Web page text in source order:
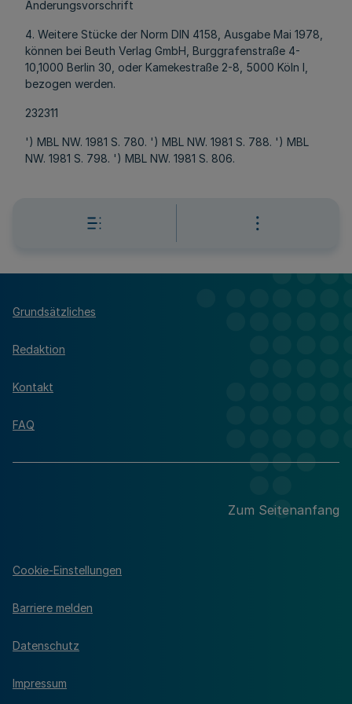
Änderungsvorschrift
4. Weitere Stücke der Norm DIN 4158, Ausgabe Mai 1978,
können bei Beuth Verlag GmbH, Burggrafenstraße 4-
10,1000 Berlin 30, oder Kamekestraße 2-8, 5000 Köln l,
bezogen werden.
232311
') MBL NW. 1981 S. 780. ') MBL NW. 1981 S. 788. ') MBL
NW. 1981 S. 798. ') MBL NW. 1981 S. 806.
Grundsätzliches
Redaktion
Kontakt
FAQ
Zum Seitenanfang
Cookie-Einstellungen
Barriere melden
Datenschutz
Impressum